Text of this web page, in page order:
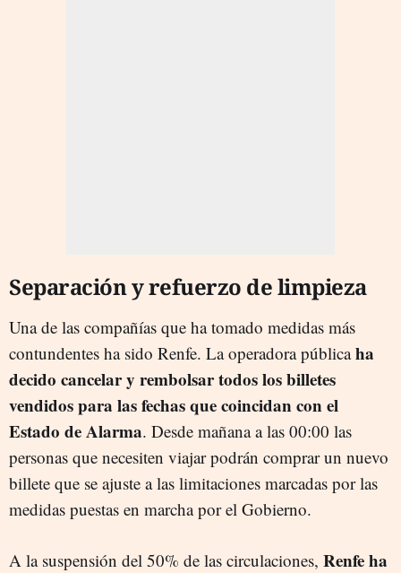
Separación y refuerzo de limpieza
Una de las compañías que ha tomado medidas más
contundentes ha sido Renfe. La operadora públicaha
decido cancelar y rembolsar todos los billetes
vendidos para las fechas que coincidan con el
Estado de Alarma. Desde mañana a las 00:00 las
personas que necesiten viajar podrán comprar un nuevo
billete que se ajuste a las limitaciones marcadas por las
medidas puestas en marcha por el Gobierno.
A la suspensión del 50% de las circulaciones, Renfe ha